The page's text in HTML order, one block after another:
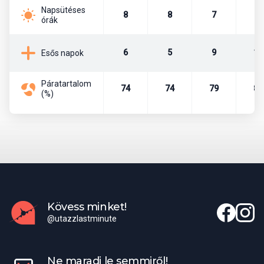
Az ötcsillagos, fényűző és elegáns, 2009-ben épült, 2020-ban
várja a vendégeket. a 2 szintes épületben tágas lobby, 24 órás
recepció, 5 étterem található. A The Restaurant - svédasztalos
sarok, vegetáriánus ételek, látványkonyha, vacsoraidőben
hivatalos öltözet (uraknak hosszú nadrág), 3 à la carte étterem:
Szállás
Deluxe: 2 ágyas (1 pótágy lehetséges egy gyermek számára), kb.
Napsütéses
órák
8 8 7
Esős napok 6 5 9 16
Páratartalom
(%)
74 74 79 84
Kövess minket!
@utazzlastminute
Ne maradj le semmiről!